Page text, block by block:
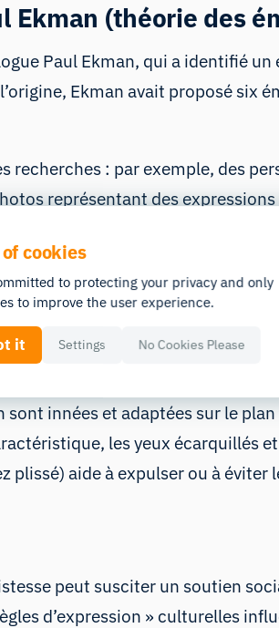
Ekman (théorie des
Paul Ekman, qui a identifié
Ekman avait proposé six
: par exemple, des
représentant des
de tribus isolées de Nouvelle-
humains.
faciale distincte (la joie
et tend à être déclenchée par
le mépris, qui se
innées et adaptées sur le
les yeux écarquillés
aide à expulser ou à éviter
peut susciter un soutien
d’expression » culturelles
cookies
to protecting your privacy and only
to improve the user experience.
it Settings No Cookies Please